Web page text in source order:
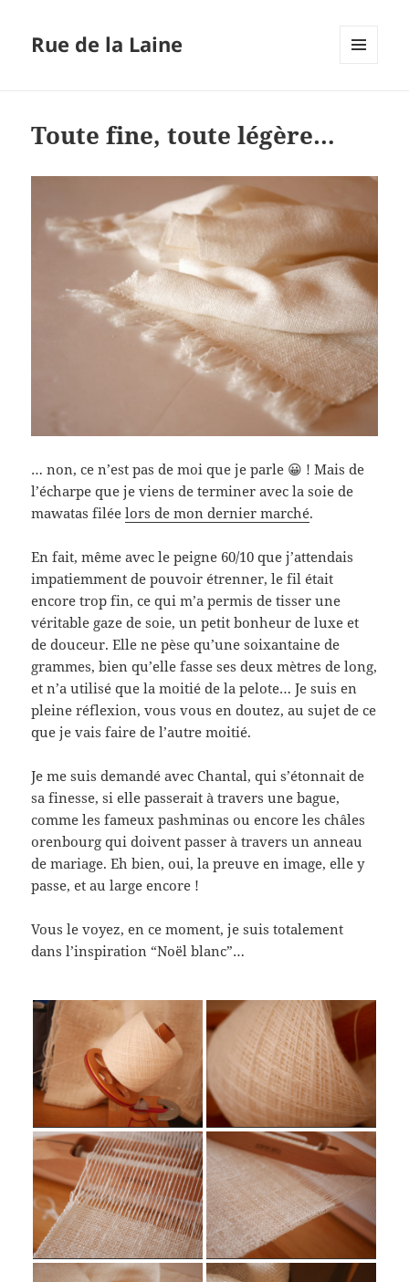
Rue de la Laine
Toute fine, toute légère…
… non, ce n’est pas de moi que je parle 😀 ! Mais de
l’écharpe que je viens de terminer avec la soie de
mawatas filéelors de mon dernier marché.
En fait, même avec le peigne 60/10 que j’attendais
impatiemment de pouvoir étrenner, le fil était
encore trop fin, ce qui m’a permis de tisser une
véritable gaze de soie, un petit bonheur de luxe et
de douceur. Elle ne pèse qu’une soixantaine de
grammes, bien qu’elle fasse ses deux mètres de long,
et n’a utilisé que la moitié de la pelote… Je suis en
pleine réflexion, vous vous en doutez, au sujet de ce
que je vais faire de l’autre moitié.
Je me suis demandé avec Chantal, qui s’étonnait de
sa finesse, si elle passerait à travers une bague,
comme les fameux pashminas ou encore les châles
orenbourg qui doivent passer à travers un anneau
de mariage. Eh bien, oui, la preuve en image, elle y
passe, et au large encore !
Vous le voyez, en ce moment, je suis totalement
dans l’inspiration “Noël blanc”…